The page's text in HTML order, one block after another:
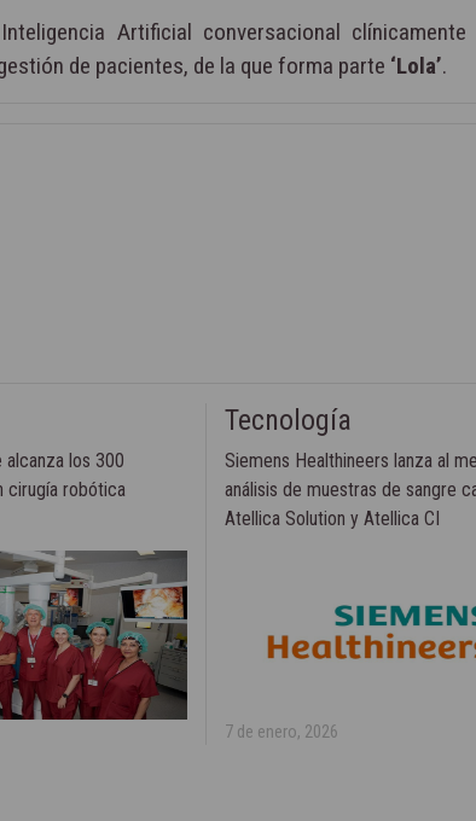
Artificial conversacional clínicamente
de pacientes, de la que forma parte ‘Lola’.
alcanza los 300
cirugía robótica
Tecnología
Siemens Healthineers lanza al
análisis de muestras de sangre
Atellica Solution y Atellica CI
7 de enero, 2026